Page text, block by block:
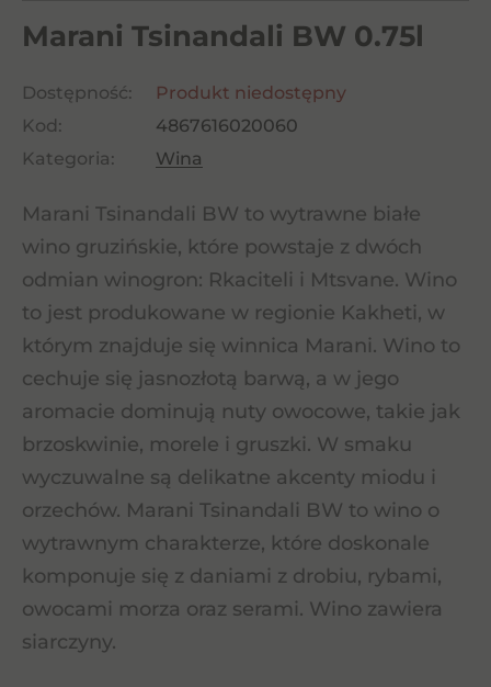
Marani Tsinandali BW 0.75l
Dostępność:
Produkt niedostępny
Kod:
4867616020060
Kategoria:
Wina
Marani Tsinandali BW to wytrawne białe
wino gruzińskie, które powstaje z dwóch
odmian winogron: Rkaciteli i Mtsvane. Wino
to jest produkowane w regionie Kakheti, w
którym znajduje się winnica Marani. Wino to
cechuje się jasnozłotą barwą, a w jego
aromacie dominują nuty owocowe, takie jak
brzoskwinie, morele i gruszki. W smaku
wyczuwalne są delikatne akcenty miodu i
orzechów. Marani Tsinandali BW to wino o
wytrawnym charakterze, które doskonale
komponuje się z daniami z drobiu, rybami,
owocami morza oraz serami. Wino zawiera
siarczyny.